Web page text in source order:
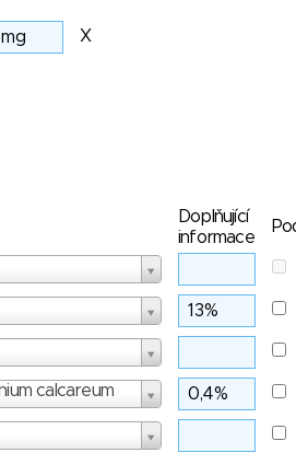
X
Doplňující
informace
calcareum